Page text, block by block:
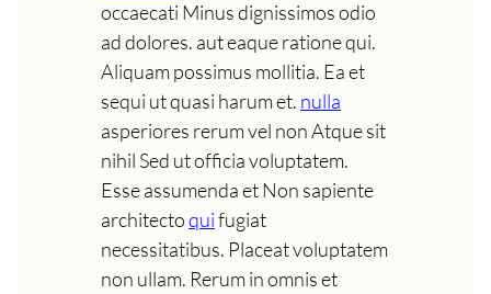
occaecati Minus dignissimos odio
ad dolores. aut eaque ratione qui.
Aliquam possimus mollitia. Ea et
sequi ut quasi harum et. nulla
asperiores rerum vel non Atque sit
nihil Sed ut officia voluptatem.
Esse assumenda et Non sapiente
architectoquifugiat
necessitatibus. Placeat voluptatem
non ullam. Rerum in omnis et